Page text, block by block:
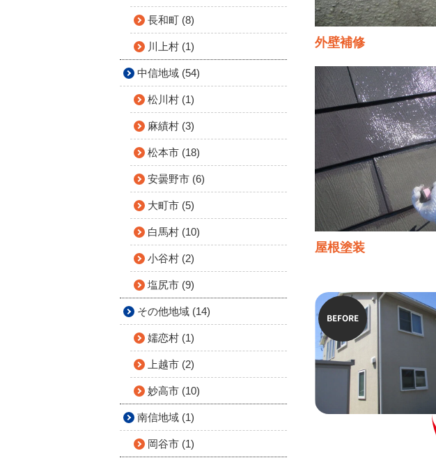
外壁補修
屋根塗装
BEFORE
長和町 (8)
川上村 (1)
中信地域 (54)
松川村 (1)
麻績村 (3)
松本市 (18)
安曇野市 (6)
大町市 (5)
白馬村 (10)
小谷村 (2)
塩尻市 (9)
その他地域 (14)
嬬恋村 (1)
上越市 (2)
妙高市 (10)
南信地域 (1)
岡谷市 (1)